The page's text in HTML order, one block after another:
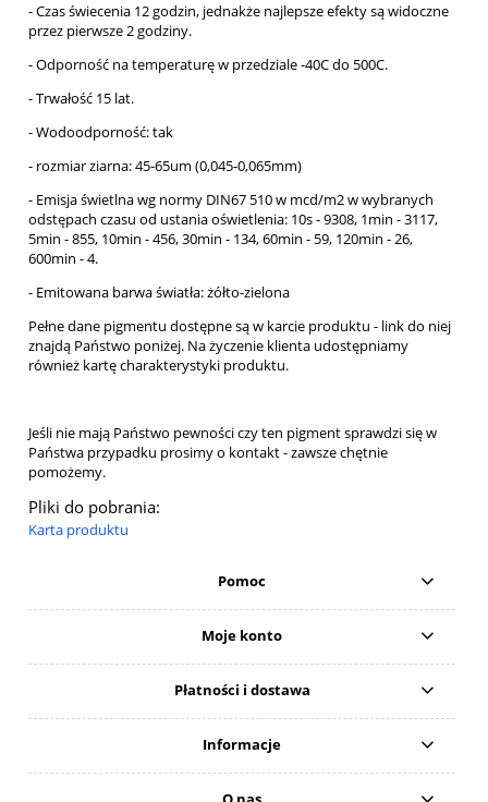
- Czas świecenia 12 godzin, jednakże najlepsze efekty są widoczne
przez pierwsze 2 godziny.
- Odporność na temperaturę w przedziale -40C do 500C.
- Trwałość 15 lat.
- Wodoodporność: tak
- rozmiar ziarna: 45-65um (0,045-0,065mm)
- Emisja świetlna wg normy DIN67 510 w mcd/m2 w wybranych
odstępach czasu od ustania oświetlenia: 10s - 9308, 1min - 3117,
5min - 855, 10min - 456, 30min - 134, 60min - 59, 120min - 26,
600min - 4.
- Emitowana barwa światła: żółto-zielona
Pełne dane pigmentu dostępne są w karcie produktu - link do niej
znajdą Państwo poniżej. Na życzenie klienta udostępniamy
również kartę charakterystyki produktu.
Jeśli nie mają Państwo pewności czy ten pigment sprawdzi się w
Państwa przypadku prosimy o kontakt - zawsze chętnie
pomożemy.
Pliki do pobrania:
Karta produktu
Pomoc
Moje konto
Płatności i dostawa
Informacje